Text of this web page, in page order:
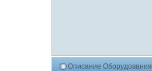
Описание Оборудования